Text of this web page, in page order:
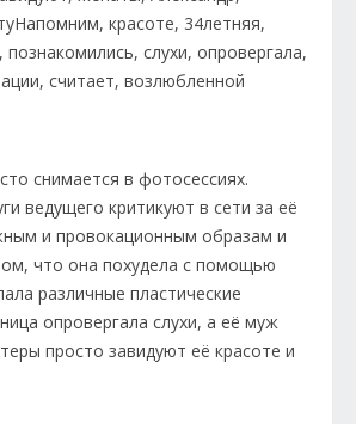
снимается в фотосессиях.
ведущего критикуют в сети за её
и провокационным образам и
что она похудела с помощью
различные пластические
опровергала слухи, а её муж
просто завидуют её красоте и